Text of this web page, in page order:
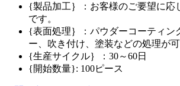
{製品加工｝：お客様のご要望に応
です。
{表面処理｝：パウダーコーティン
ー、吹き付け、塗装などの処理が可
{生産サイクル｝：30～60日
{開始数量}: 100ピース